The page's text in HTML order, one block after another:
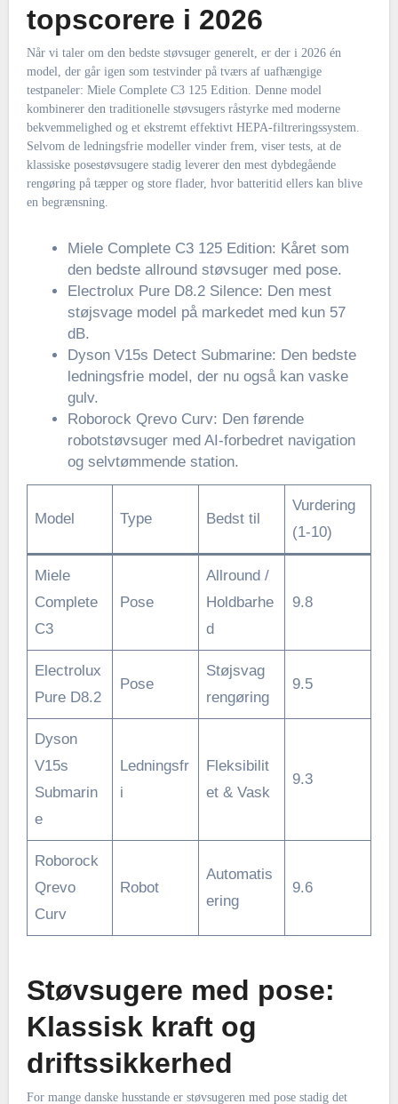
topscorere i 2026
Når vi taler om den bedste støvsuger generelt, er der i 2026 én
model, der går igen som testvinder på tværs af uafhængige
testpaneler: Miele Complete C3 125 Edition. Denne model
kombinerer den traditionelle støvsugers råstyrke med moderne
bekvemmelighed og et ekstremt effektivt HEPA-filtreringssystem.
Selvom de ledningsfrie modeller vinder frem, viser tests, at de
klassiske posestøvsugere stadig leverer den mest dybdegående
rengøring på tæpper og store flader, hvor batteritid ellers kan blive
en begrænsning.
Miele Complete C3 125 Edition: Kåret som
den bedste allround støvsuger med pose.
Electrolux Pure D8.2 Silence: Den mest
støjsvage model på markedet med kun 57
dB.
Dyson V15s Detect Submarine: Den bedste
ledningsfrie model, der nu også kan vaske
gulv.
Roborock Qrevo Curv: Den førende
robotstøvsuger med AI-forbedret navigation
og selvtømmende station.
Model Type Bedst til
Vurdering
(1-10)
Miele
Complete
C3
Pose
Allround /
Holdbarhe
d
9.8
Electrolux
Pure D8.2
Pose
Støjsvag
rengøring
9.5
Dyson
V15s
Submarin
e
Ledningsfr
i
Fleksibilit
et & Vask
9.3
Roborock
Qrevo
Curv
Robot
Automatis
ering
9.6
Støvsugere med pose:
Klassisk kraft og
driftssikkerhed
For mange danske husstande er støvsugeren med pose stadig det